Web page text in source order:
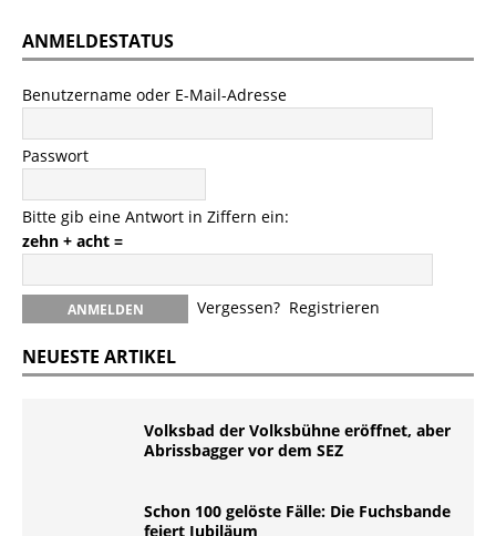
ANMELDESTATUS
Benutzername oder E-Mail-Adresse
Passwort
Bitte gib eine Antwort in Ziffern ein:
zehn + acht =
Vergessen? Registrieren
NEUESTE ARTIKEL
Volksbad der Volksbühne eröffnet, aber
Abrissbagger vor dem SEZ
Schon 100 gelöste Fälle: Die Fuchsbande
feiert Jubiläum